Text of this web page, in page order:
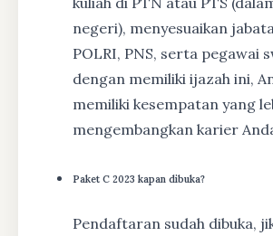
negeri), menyesuaikan
POLRI, PNS, serta pegawai
dengan memiliki ijazah ini,
memiliki kesempatan yang
mengembangkan karier
Paket C 2023 kapan dibuka?
Pendaftaran sudah dibuka,